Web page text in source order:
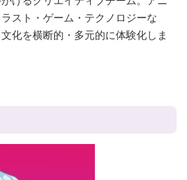
スト・ゲーム・テクノロジーな
化を横断的・多元的に体験化しま